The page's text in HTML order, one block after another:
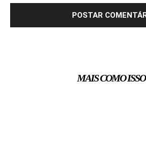
MAIS COMO ISSO